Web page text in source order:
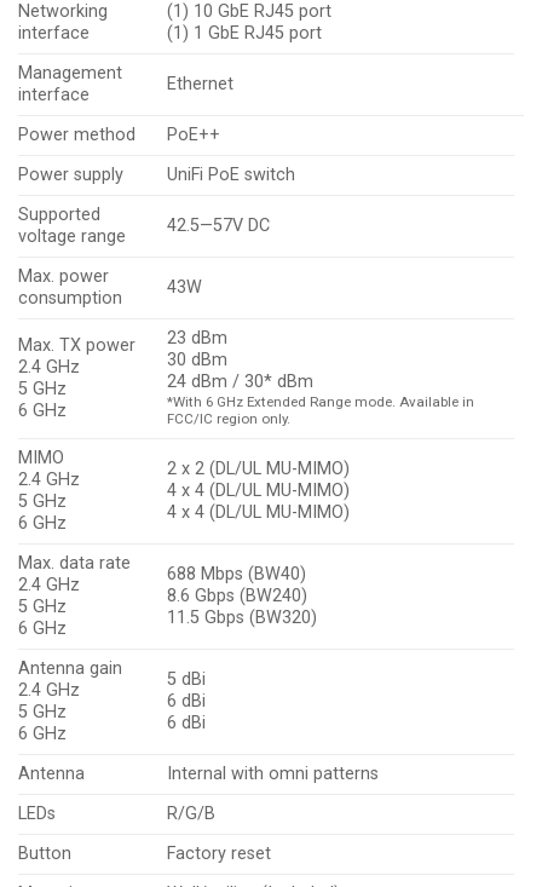
Networking
interface
(1) 10 GbE RJ45 port
(1) 1 GbE RJ45 port
Management
interface
Ethernet
Power method
PoE++
Power supply
UniFi PoE switch
Supported
voltage range
42.5—57V DC
Max. power
consumption
43W
Max. TX power
2.4 GHz
5 GHz
6 GHz
23 dBm
30 dBm
24 dBm / 30* dBm
*With 6 GHz Extended Range mode. Available in
FCC/IC region only.
MIMO
2.4 GHz
5 GHz
6 GHz
2 x 2 (DL/UL MU-MIMO)
4 x 4 (DL/UL MU-MIMO)
4 x 4 (DL/UL MU-MIMO)
Max. data rate
2.4 GHz
5 GHz
6 GHz
688 Mbps (BW40)
8.6 Gbps (BW240)
11.5 Gbps (BW320)
Antenna gain
2.4 GHz
5 GHz
6 GHz
5 dBi
6 dBi
6 dBi
Antenna
Internal with omni patterns
LEDs
R/G/B
Button
Factory reset